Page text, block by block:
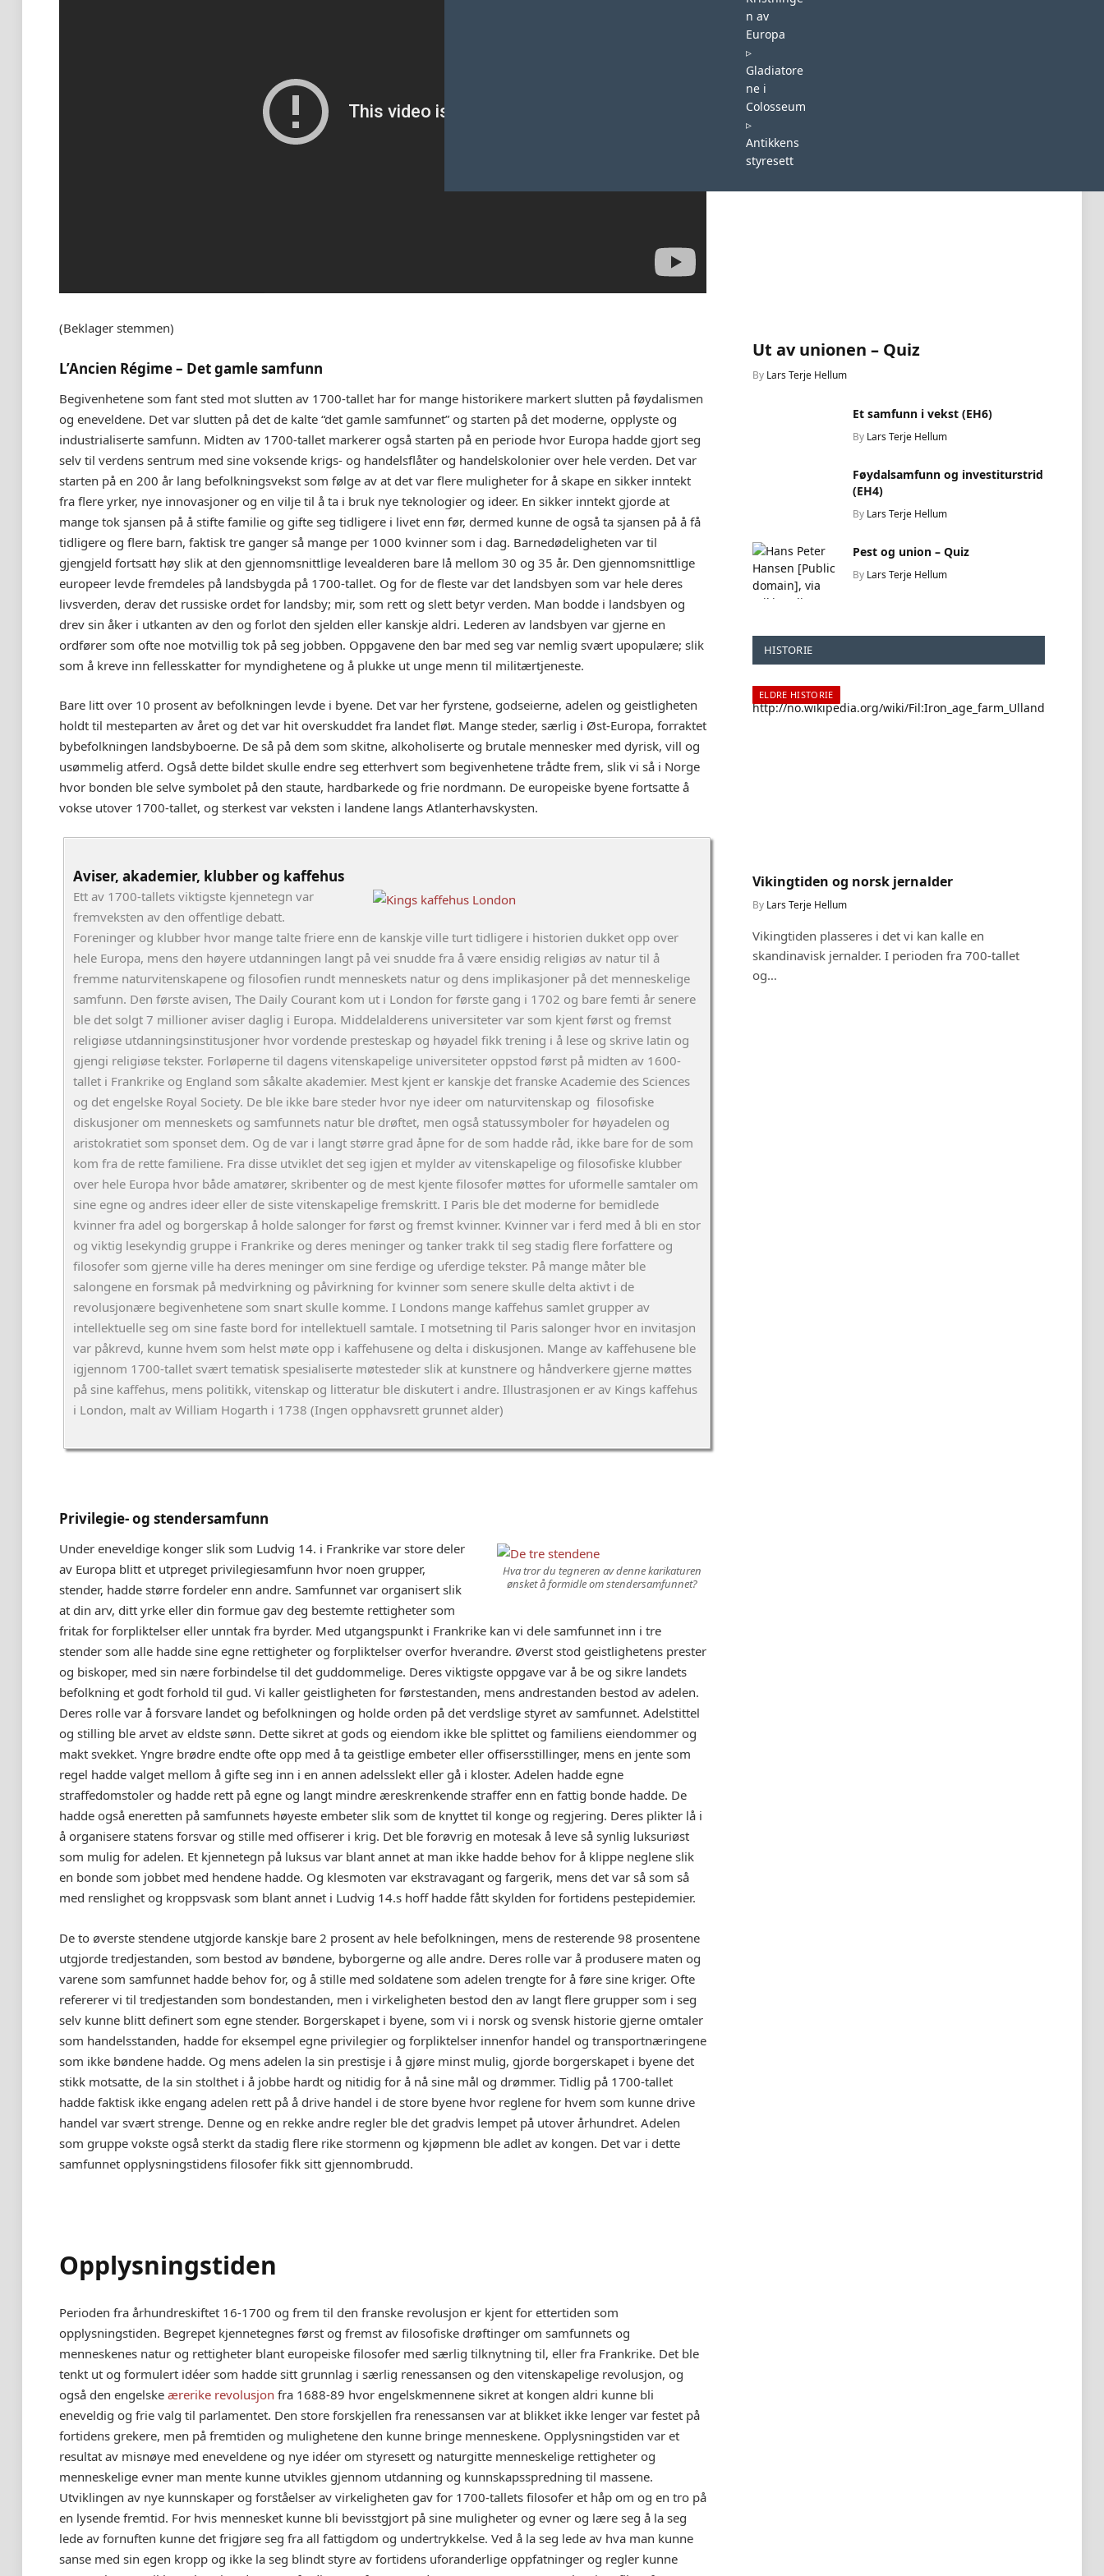
n av
Europa
▹
Gladiatore
ne i
Colosseum
▹
Antikkens
styresett
(Beklager stemmen)
L’Ancien Régime – Det gamle samfunn
Begivenhetene som fant sted mot slutten av 1700-tallet har for mange historikere markert slutten på føydalismen
og eneveldene. Det var slutten på det de kalte “det gamle samfunnet” og starten på det moderne, opplyste og
industrialiserte samfunn. Midten av 1700-tallet markerer også starten på en periode hvor Europa hadde gjort seg
selv til verdens sentrum med sine voksende krigs- og handelsflåter og handelskolonier over hele verden. Det var
starten på en 200 år lang befolkningsvekst som følge av at det var flere muligheter for å skape en sikker inntekt
fra flere yrker, nye innovasjoner og en vilje til å ta i bruk nye teknologier og ideer. En sikker inntekt gjorde at
mange tok sjansen på å stifte familie og gifte seg tidligere i livet enn før, dermed kunne de også ta sjansen på å få
tidligere og flere barn, faktisk tre ganger så mange per 1000 kvinner som i dag. Barnedødeligheten var til
gjengjeld fortsatt høy slik at den gjennomsnittlige levealderen bare lå mellom 30 og 35 år. Den gjennomsnittlige
europeer levde fremdeles på landsbygda på 1700-tallet. Og for de fleste var det landsbyen som var hele deres
livsverden, derav det russiske ordet for landsby; mir, som rett og slett betyr verden. Man bodde i landsbyen og
drev sin åker i utkanten av den og forlot den sjelden eller kanskje aldri. Lederen av landsbyen var gjerne en
ordfører som ofte noe motvillig tok på seg jobben. Oppgavene den bar med seg var nemlig svært upopulære; slik
som å kreve inn fellesskatter for myndighetene og å plukke ut unge menn til militærtjeneste.
Bare litt over 10 prosent av befolkningen levde i byene. Det var her fyrstene, godseierne, adelen og geistligheten
holdt til mesteparten av året og det var hit overskuddet fra landet fløt. Mange steder, særlig i Øst-Europa, forraktet
bybefolkningen landsbyboerne. De så på dem som skitne, alkoholiserte og brutale mennesker med dyrisk, vill og
usømmelig atferd. Også dette bildet skulle endre seg etterhvert som begivenhetene trådte frem, slik vi så i Norge
hvor bonden ble selve symbolet på den staute, hardbarkede og frie nordmann. De europeiske byene fortsatte å
vokse utover 1700-tallet, og sterkest var veksten i landene langs Atlanterhavskysten.
Aviser, akademier, klubber og kaffehus
Ett av 1700-tallets viktigste kjennetegn var
fremveksten av den offentlige debatt.
Foreninger og klubber hvor mange talte friere enn de kanskje ville turt tidligere i historien dukket opp over
hele Europa, mens den høyere utdanningen langt på vei snudde fra å være ensidig religiøs av natur til å
fremme naturvitenskapene og filosofien rundt menneskets natur og dens implikasjoner på det menneskelige
samfunn. Den første avisen, The Daily Courant kom ut i London for første gang i 1702 og bare femti år senere
ble det solgt 7 millioner aviser daglig i Europa. Middelalderens universiteter var som kjent først og fremst
religiøse utdanningsinstitusjoner hvor vordende presteskap og høyadel fikk trening i å lese og skrive latin og
gjengi religiøse tekster. Forløperne til dagens vitenskapelige universiteter oppstod først på midten av 1600-
tallet i Frankrike og England som såkalte akademier. Mest kjent er kanskje det franske Academie des Sciences
og det engelske Royal Society. De ble ikke bare steder hvor nye ideer om naturvitenskap og filosofiske
diskusjoner om menneskets og samfunnets natur ble drøftet, men også statussymboler for høyadelen og
aristokratiet som sponset dem. Og de var i langt større grad åpne for de som hadde råd, ikke bare for de som
kom fra de rette familiene. Fra disse utviklet det seg igjen et mylder av vitenskapelige og filosofiske klubber
over hele Europa hvor både amatører, skribenter og de mest kjente filosofer møttes for uformelle samtaler om
sine egne og andres ideer eller de siste vitenskapelige fremskritt. I Paris ble det moderne for bemidlede
kvinner fra adel og borgerskap å holde salonger for først og fremst kvinner. Kvinner var i ferd med å bli en stor
og viktig lesekyndig gruppe i Frankrike og deres meninger og tanker trakk til seg stadig flere forfattere og
filosofer som gjerne ville ha deres meninger om sine ferdige og uferdige tekster. På mange måter ble
salongene en forsmak på medvirkning og påvirkning for kvinner som senere skulle delta aktivt i de
revolusjonære begivenhetene som snart skulle komme. I Londons mange kaffehus samlet grupper av
intellektuelle seg om sine faste bord for intellektuell samtale. I motsetning til Paris salonger hvor en invitasjon
var påkrevd, kunne hvem som helst møte opp i kaffehusene og delta i diskusjonen. Mange av kaffehusene ble
igjennom 1700-tallet svært tematisk spesialiserte møtesteder slik at kunstnere og håndverkere gjerne møttes
på sine kaffehus, mens politikk, vitenskap og litteratur ble diskutert i andre. Illustrasjonen er av Kings kaffehus
i London, malt av William Hogarth i 1738 (Ingen opphavsrett grunnet alder)
Privilegie- og stendersamfunn
Hva tror du tegneren av denne karikaturen
ønsket å formidle om stendersamfunnet?
Under eneveldige konger slik som Ludvig 14. i Frankrike var store deler
av Europa blitt et utpreget privilegiesamfunn hvor noen grupper,
stender, hadde større fordeler enn andre. Samfunnet var organisert slik
at din arv, ditt yrke eller din formue gav deg bestemte rettigheter som
fritak for forpliktelser eller unntak fra byrder. Med utgangspunkt i Frankrike kan vi dele samfunnet inn i tre
stender som alle hadde sine egne rettigheter og forpliktelser overfor hverandre. Øverst stod geistlighetens prester
og biskoper, med sin nære forbindelse til det guddommelige. Deres viktigste oppgave var å be og sikre landets
befolkning et godt forhold til gud. Vi kaller geistligheten for førstestanden, mens andrestanden bestod av adelen.
Deres rolle var å forsvare landet og befolkningen og holde orden på det verdslige styret av samfunnet. Adelstittel
og stilling ble arvet av eldste sønn. Dette sikret at gods og eiendom ikke ble splittet og familiens eiendommer og
makt svekket. Yngre brødre endte ofte opp med å ta geistlige embeter eller offisersstillinger, mens en jente som
regel hadde valget mellom å gifte seg inn i en annen adelsslekt eller gå i kloster. Adelen hadde egne
straffedomstoler og hadde rett på egne og langt mindre æreskrenkende straffer enn en fattig bonde hadde. De
hadde også eneretten på samfunnets høyeste embeter slik som de knyttet til konge og regjering. Deres plikter lå i
å organisere statens forsvar og stille med offiserer i krig. Det ble forøvrig en motesak å leve så synlig luksuriøst
som mulig for adelen. Et kjennetegn på luksus var blant annet at man ikke hadde behov for å klippe neglene slik
en bonde som jobbet med hendene hadde. Og klesmoten var ekstravagant og fargerik, mens det var så som så
med renslighet og kroppsvask som blant annet i Ludvig 14.s hoff hadde fått skylden for fortidens pestepidemier.
De to øverste stendene utgjorde kanskje bare 2 prosent av hele befolkningen, mens de resterende 98 prosentene
utgjorde tredjestanden, som bestod av bøndene, byborgerne og alle andre. Deres rolle var å produsere maten og
varene som samfunnet hadde behov for, og å stille med soldatene som adelen trengte for å føre sine kriger. Ofte
refererer vi til tredjestanden som bondestanden, men i virkeligheten bestod den av langt flere grupper som i seg
selv kunne blitt definert som egne stender. Borgerskapet i byene, som vi i norsk og svensk historie gjerne omtaler
som handelsstanden, hadde for eksempel egne privilegier og forpliktelser innenfor handel og transportnæringene
som ikke bøndene hadde. Og mens adelen la sin prestisje i å gjøre minst mulig, gjorde borgerskapet i byene det
stikk motsatte, de la sin stolthet i å jobbe hardt og nitidig for å nå sine mål og drømmer. Tidlig på 1700-tallet
hadde faktisk ikke engang adelen rett på å drive handel i de store byene hvor reglene for hvem som kunne drive
handel var svært strenge. Denne og en rekke andre regler ble det gradvis lempet på utover århundret. Adelen
som gruppe vokste også sterkt da stadig flere rike stormenn og kjøpmenn ble adlet av kongen. Det var i dette
samfunnet opplysningstidens filosofer fikk sitt gjennombrudd.
Opplysningstiden
Perioden fra århundreskiftet 16-1700 og frem til den franske revolusjon er kjent for ettertiden som
opplysningstiden. Begrepet kjennetegnes først og fremst av filosofiske drøftinger om samfunnets og
menneskenes natur og rettigheter blant europeiske filosofer med særlig tilknytning til, eller fra Frankrike. Det ble
tenkt ut og formulert idéer som hadde sitt grunnlag i særlig renessansen og den vitenskapelige revolusjon, og
også den engelske ærerike revolusjon fra 1688-89 hvor engelskmennene sikret at kongen aldri kunne bli
eneveldig og frie valg til parlamentet. Den store forskjellen fra renessansen var at blikket ikke lenger var festet på
fortidens grekere, men på fremtiden og mulighetene den kunne bringe menneskene. Opplysningstiden var et
resultat av misnøye med eneveldene og nye idéer om styresett og naturgitte menneskelige rettigheter og
menneskelige evner man mente kunne utvikles gjennom utdanning og kunnskapsspredning til massene.
Utviklingen av nye kunnskaper og forståelser av virkeligheten gav for 1700-tallets filosofer et håp om og en tro på
en lysende fremtid. For hvis mennesket kunne bli bevisstgjort på sine muligheter og evner og lære seg å la seg
lede av fornuften kunne det frigjøre seg fra all fattigdom og undertrykkelse. Ved å la seg lede av hva man kunne
sanse med sin egen kropp og ikke la seg blindt styre av fortidens uforanderlige oppfatninger og regler kunne
FLERVALGSTESTER
Ut av unionen – Quiz
By Lars Terje Hellum
Et samfunn i vekst (EH6)
By Lars Terje Hellum
Føydalsamfunn og investiturstrid
(EH4)
By Lars Terje Hellum
Pest og union – Quiz
By Lars Terje Hellum
HISTORIE
ELDRE HISTORIE
Vikingtiden og norsk jernalder
By Lars Terje Hellum
Vikingtiden plasseres i det vi kan kalle en
skandinavisk jernalder. I perioden fra 700-tallet
og…